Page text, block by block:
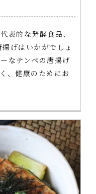
表的な発酵食品、
げはいかがでしょ
なテンペの唐揚げ
、健康のためにお